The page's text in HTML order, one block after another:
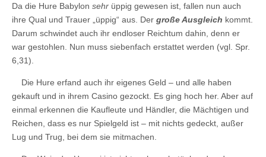
Da die Hure Babylon sehr üppig gewesen ist, fallen nun auch
ihre Qual und Trauer „üppig“ aus. Der große Ausgleich kommt.
Darum schwindet auch ihr endloser Reichtum dahin, denn er
war gestohlen. Nun muss siebenfach erstattet werden (vgl. Spr.
6,31).
Die Hure erfand auch ihr eigenes Geld – und alle haben
gekauft und in ihrem Casino gezockt. Es ging hoch her. Aber auf
einmal erkennen die Kaufleute und Händler, die Mächtigen und
Reichen, dass es nur Spielgeld ist – mit nichts gedeckt, außer
Lug und Trug, bei dem sie mitmachen.